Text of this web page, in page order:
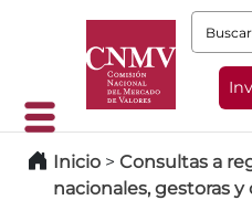
Buscar:
Inicio > Consultas a
nacionales, gestoras